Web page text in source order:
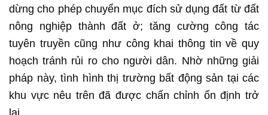
dừng cho phép chuyển mục đích sử dụng đất từ đất
nông nghiệp thành đất ở; tăng cường công tác
tuyên truyền cũng như công khai thông tin về quy
hoạch tránh rủi ro cho người dân. Nhờ những giải
pháp này, tình hình thị trường bất động sản tại các
khu vực nêu trên đã được chấn chỉnh ổn định trở
lại.